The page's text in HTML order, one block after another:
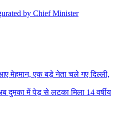
by Chief Minister
मेहमान, एक बड़े नेता चले गए दिल्ली,
दुमका में पेड़ से लटका मिला 14 वर्षीय